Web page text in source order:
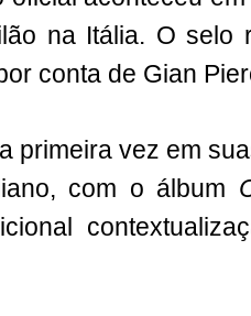
na Itália. O selo
conta de Gian
primeira vez em
com o álbum